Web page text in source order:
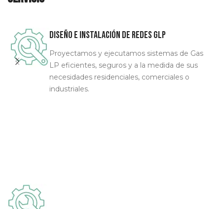
Diseño e instalación de redes GLP
Proyectamos y ejecutamos sistemas de Gas
LP eficientes, seguros y a la medida de sus
necesidades residenciales, comerciales o
industriales.